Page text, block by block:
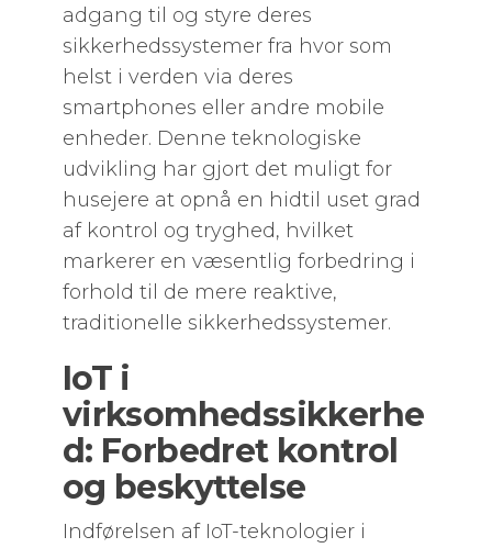
adgang til og styre deres
sikkerhedssystemer fra hvor som
helst i verden via deres
smartphones eller andre mobile
enheder. Denne teknologiske
udvikling har gjort det muligt for
husejere at opnå en hidtil uset grad
af kontrol og tryghed, hvilket
markerer en væsentlig forbedring i
forhold til de mere reaktive,
traditionelle sikkerhedssystemer.
IoT i
virksomhedssikkerhe
d: Forbedret kontrol
og beskyttelse
Indførelsen af IoT-teknologier i